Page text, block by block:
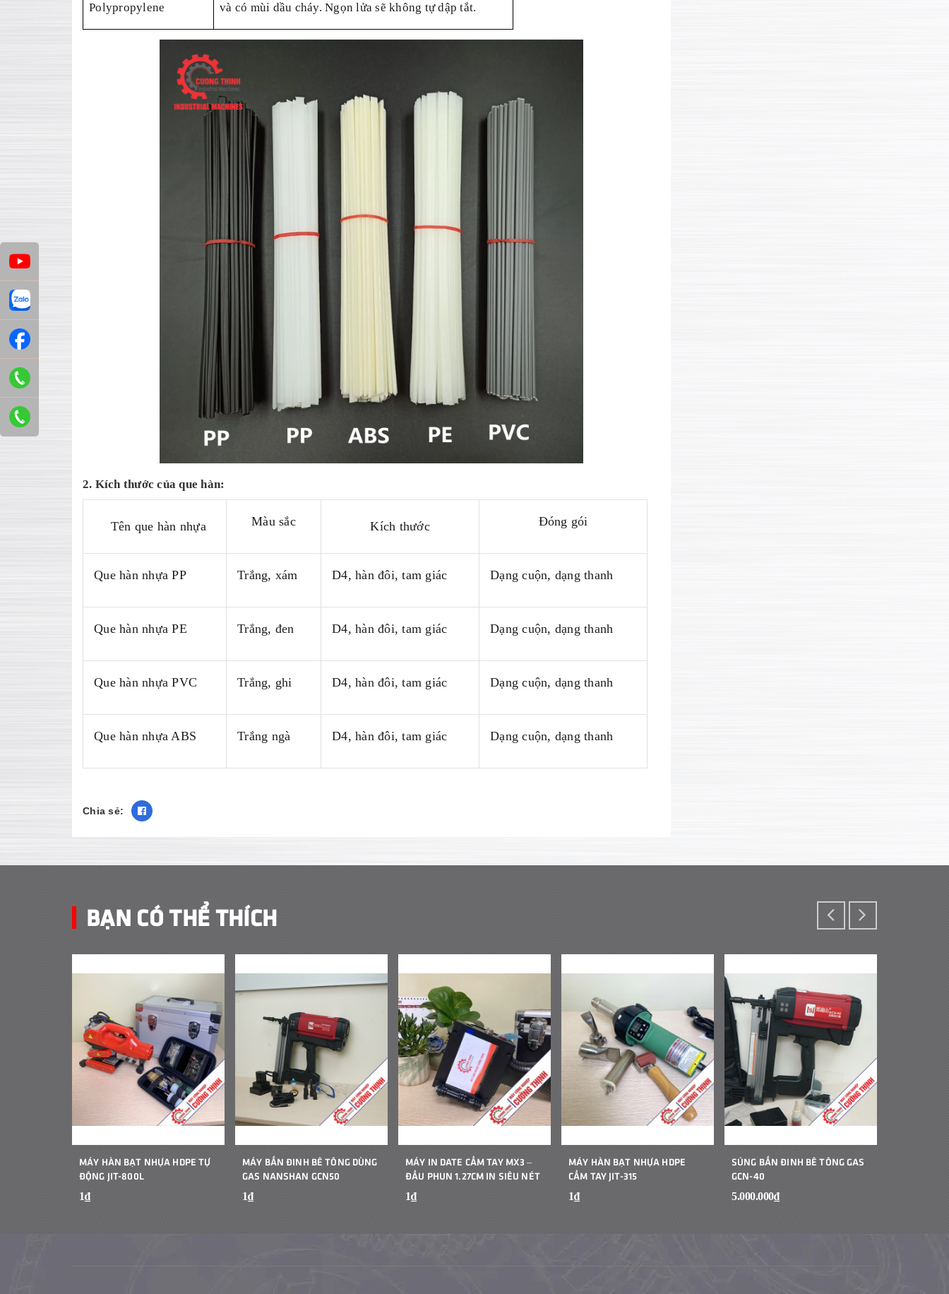
Polypropylene
và có mùi dầu cháy. Ngọn lửa sẽ không tự dập tắt.
2. Kích thước của que hàn:
Tên que hàn nhựa Màu sắc Kích thước Đóng gói
Que hàn nhựa PP Trắng, xám D4, hàn đôi, tam giác Dạng cuộn, dạng thanh
Que hàn nhựa PE Trắng, đen D4, hàn đôi, tam giác Dạng cuộn, dạng thanh
Que hàn nhựa PVC Trắng, ghi D4, hàn đôi, tam giác Dạng cuộn, dạng thanh
Que hàn nhựa ABS Trắng ngà D4, hàn đôi, tam giác Dạng cuộn, dạng thanh
Chia sẻ:
BẠN CÓ THỂ THÍCH
MÁY HÀN BẠT NHỰA HDPE TỰ
ĐỘNG JIT-800L
1₫
MÁY BẮN ĐINH BÊ TÔNG DÙNG
GAS NANSHAN GCN50
1₫
MÁY IN DATE CẦM TAY MX3 –
ĐẦU PHUN 1.27CM IN SIÊU NÉT
1₫
MÁY HÀN BẠT NHỰA HDPE
CẦM TAY JIT-315
1₫
SÚNG BẮN ĐINH BÊ TÔNG GAS
GCN-40
5.000.000₫